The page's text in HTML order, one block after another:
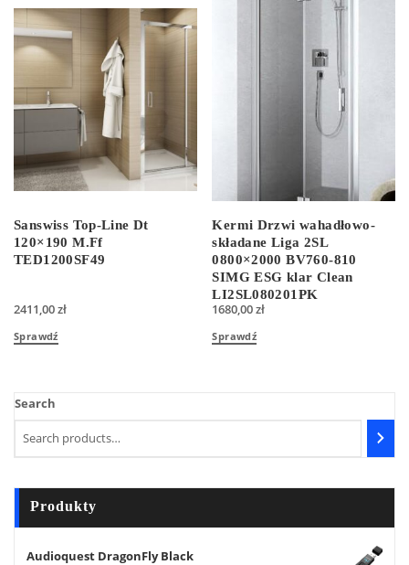
Sanswiss Top-Line Dt
120×190 M.Ff
TED1200SF49
2411,00zł
Sprawdź
Kermi Drzwi wahadłowo-
składane Liga 2SL
0800×2000 BV760-810
SIMG ESG klar Clean
LI2SL080201PK
1680,00zł
Sprawdź
Search
Produkty
Audioquest DragonFly Black